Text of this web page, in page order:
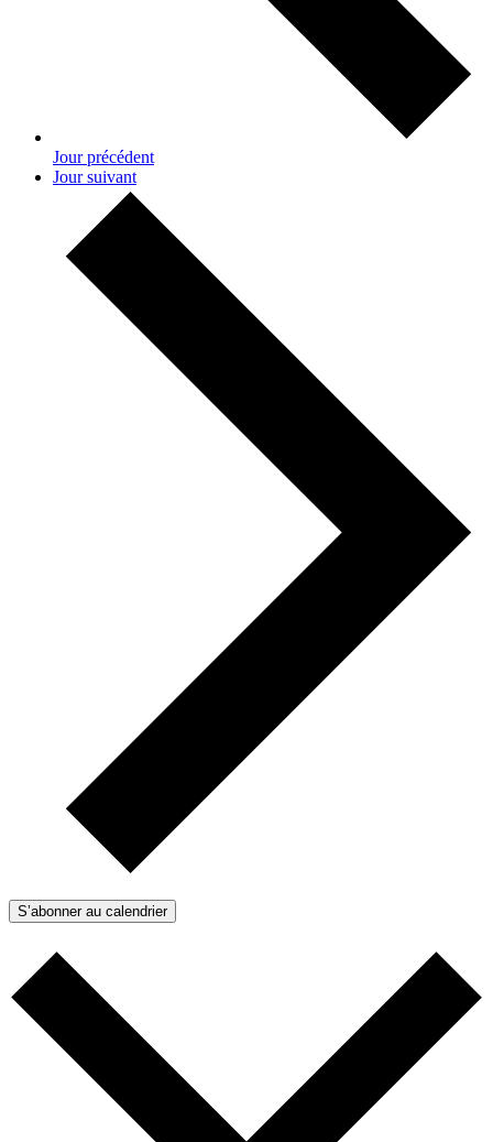
Jour précédent
Jour suivant
S’abonner au calendrier